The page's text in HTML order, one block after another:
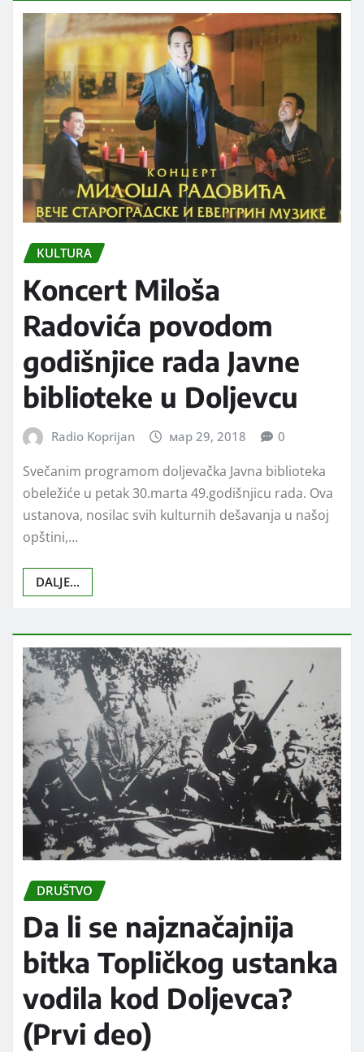
KULTURA
Koncert Miloša
Radovića povodom
godišnjice rada Javne
biblioteke u Doljevcu
Radio Koprijan мар 29, 2018 0
Svečanim programom doljevačka Javna biblioteka
obeležiće u petak 30.marta 49.godišnjicu rada. Ova
ustanova, nosilac svih kulturnih dešavanja u našoj
opštini,…
DALJE...
DRUŠTVO
Da li se najznačajnija
bitka Topličkog ustanka
vodila kod Doljevca?
(Prvi deo)